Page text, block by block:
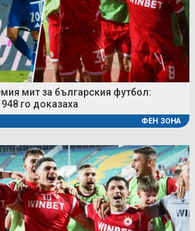
мит за българския футбол:
го доказаха
ФЕН ЗОНА